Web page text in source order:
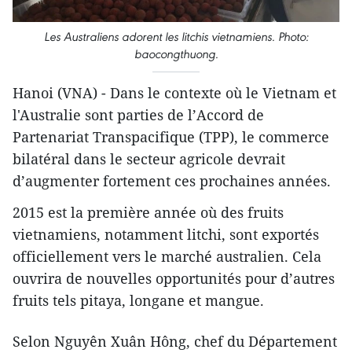
Les Australiens adorent les litchis vietnamiens. Photo:
baocongthuong.
Hanoi (VNA) - Dans le contexte où le Vietnam et
l'Australie sont parties de l’Accord de
Partenariat Transpacifique (TPP), le commerce
bilatéral dans le secteur agricole devrait
d’augmenter fortement ces prochaines années.
2015 est la première année où des fruits
vietnamiens, notamment litchi, sont exportés
officiellement vers le marché australien. Cela
ouvrira de nouvelles opportunités pour d’autres
fruits tels pitaya, longane et mangue.
Selon Nguyên Xuân Hông, chef du Département